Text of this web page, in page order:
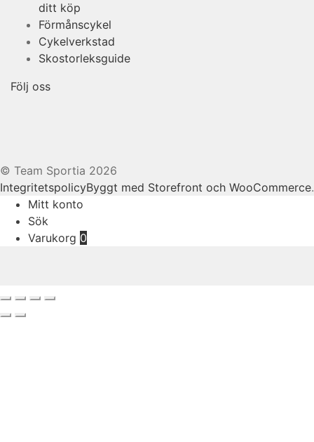
ditt köp
Förmånscykel
Cykelverkstad
Skostorleksguide
Följ oss
© Team Sportia 2026
IntegritetspolicyByggt med Storefront och WooCommerce.
Mitt konto
Sök
Varukorg 0